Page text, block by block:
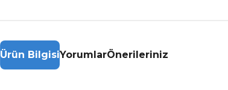
Ürün BilgisiYorumlarÖnerileriniz